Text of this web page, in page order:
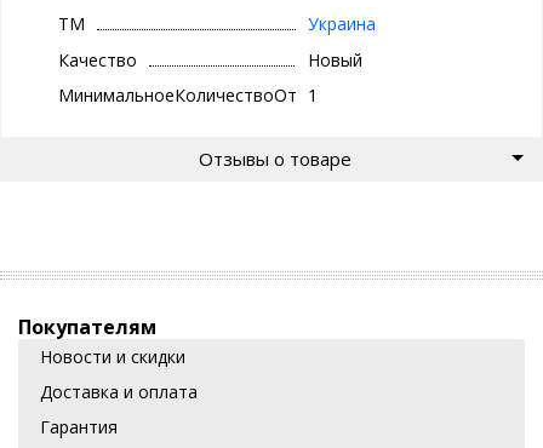
ТМ
Украина
Качество
Новый
МинимальноеКоличествоОтгрузки
1
Отзывы о товаре
Покупателям
Новости и скидки
Доставка и оплата
Гарантия